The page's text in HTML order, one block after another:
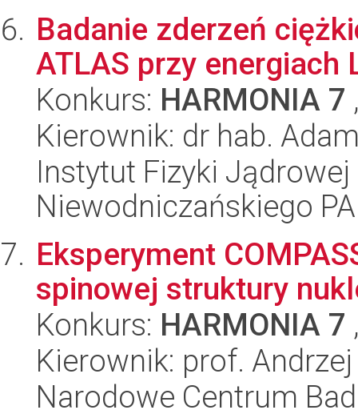
Badanie zderzeń
ATLAS przy energiach
Konkurs: HARMONIA 7
Kierownik: dr hab.
Instytut Fizyki
Niewodniczańskiego
Eksperyment
spinowej struktury
Konkurs: HARMONIA 7
Kierownik: prof.
Narodowe Centrum